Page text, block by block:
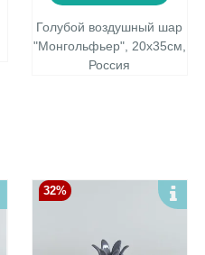
Голубой воздушный шар
"Монгольфьер", 20х35см,
Россия
32%